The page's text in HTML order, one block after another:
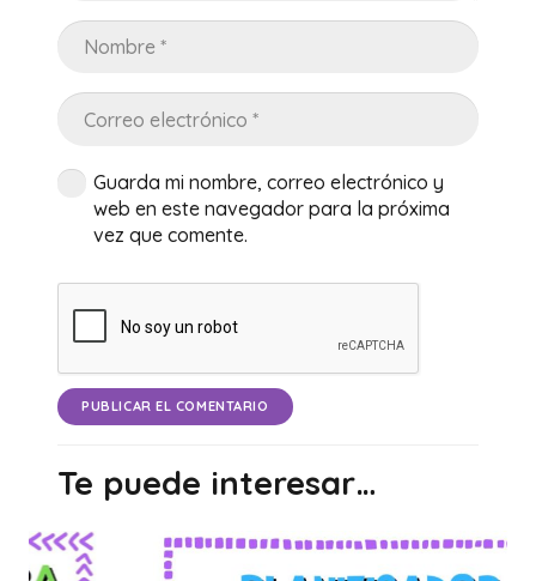
Guarda mi nombre, correo electrónico y
web en este navegador para la próxima
vez que comente.
PUBLICAR EL COMENTARIO
Te puede interesar…